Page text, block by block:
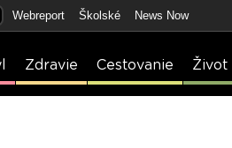
Webreport Školské News Now
Zdravie Cestovanie Život